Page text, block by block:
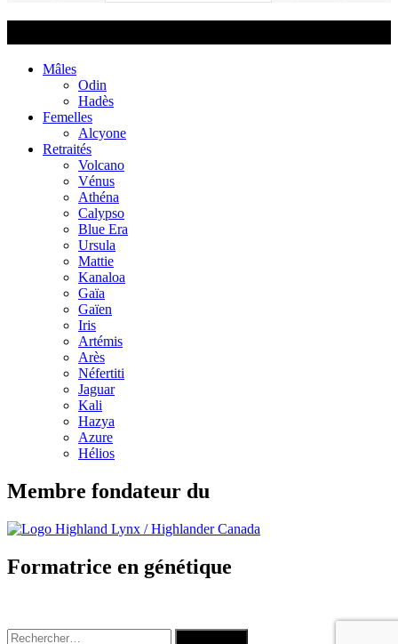
Mâles
Odin
Hadès
Femelles
Alcyone
Retraités
Volcano
Vénus
Athéna
Calypso
Blue Era
Ursula
Mattie
Kanaloa
Gaïa
Gaïen
Iris
Artémis
Arès
Néfertiti
Jaguar
Kali
Hazya
Azure
Hélios
Membre fondateur du
Formatrice en génétique
Rechercher :